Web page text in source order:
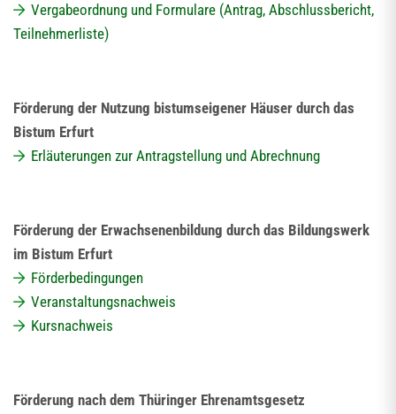
Vergabeordnung und Formulare (Antrag, Abschlussbericht,
Teilnehmerliste)
Förderung der Nutzung bistumseigener Häuser durch das
Bistum Erfurt
Erläuterungen zur Antragstellung und Abrechnung
Förderung der Erwachsenenbildung durch das Bildungswerk
im Bistum Erfurt
Förderbedingungen
Veranstaltungsnachweis
Kursnachweis
Förderung nach dem Thüringer Ehrenamtsgesetz